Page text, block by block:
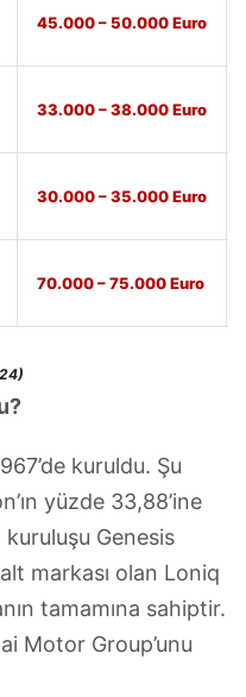
45.000 – 50.000 Euro
33.000 – 38.000 Euro
30.000 – 35.000 Euro
70.000 – 75.000 Euro
kuruldu. Şu
yüzde 33,88’ine
Genesis
markası olan Loniq
tamamına sahiptir.
Motor Group’unu